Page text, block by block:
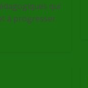
qui
à progresser